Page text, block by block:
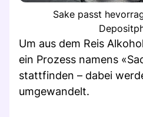
Sake passt
Um aus dem Reis
ein Prozess namens
stattfinden – dabei
umgewandelt.